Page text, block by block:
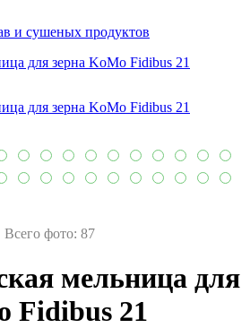
и сушеных продуктов
Всего фото: 87
мельница для
Fidibus 21